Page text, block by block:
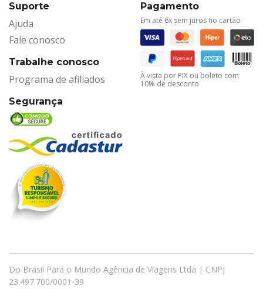
Suporte
Ajuda
Fale conosco
Trabalhe conosco
Programa de afiliados
Segurança
Pagamento
Em até 6x sem juros no cartão
À vista por PIX ou boleto com
10% de desconto
Do Brasil Para o Mundo Agência de Viagens Ltda | CNPJ
23.497.700/0001-39